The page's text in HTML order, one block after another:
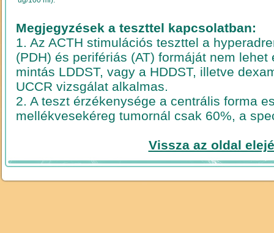
Megjegyzések a teszttel kapcsolatban:
1. Az ACTH stimulációs teszttel a
(PDH) és perifériás (AT) formáját nem
mintás LDDST, vagy a HDDST, illetve
UCCR vizsgálat alkalmas.
2. A teszt érzékenysége a centrális forma
mellékvesekéreg tumornál csak 60%, a
Vissza az oldal